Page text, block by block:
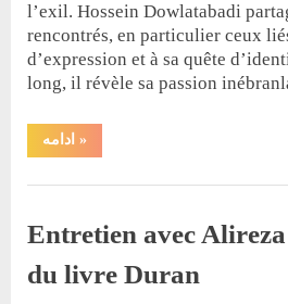
l’exil. Hossein Dowlatabadi
rencontrés, en particulier ceux
d’expression et à sa quête
long, il révèle sa passion
ادامه “Un
bref
sur
et
les
de
»
Entretien avec
du livre Duran